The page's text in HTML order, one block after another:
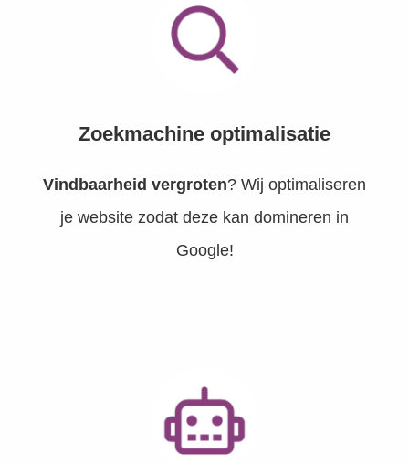
Zoekmachine optimalisatie
Vindbaarheid vergroten? Wij optimaliseren
je website zodat deze kan domineren in
Google!